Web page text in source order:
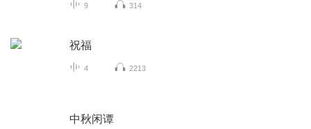
9 314
祝福
4 2213
中秋闲谭